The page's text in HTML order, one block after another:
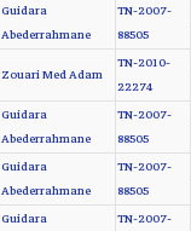
TN-2007-
88505
Guidara
Abederrahmane
TN-2010-
22274
Zouari Med Adam
TN-2007-
88505
Guidara
Abederrahmane
TN-2007-
88505
Guidara
Abederrahmane
TN-2007-
Guidara